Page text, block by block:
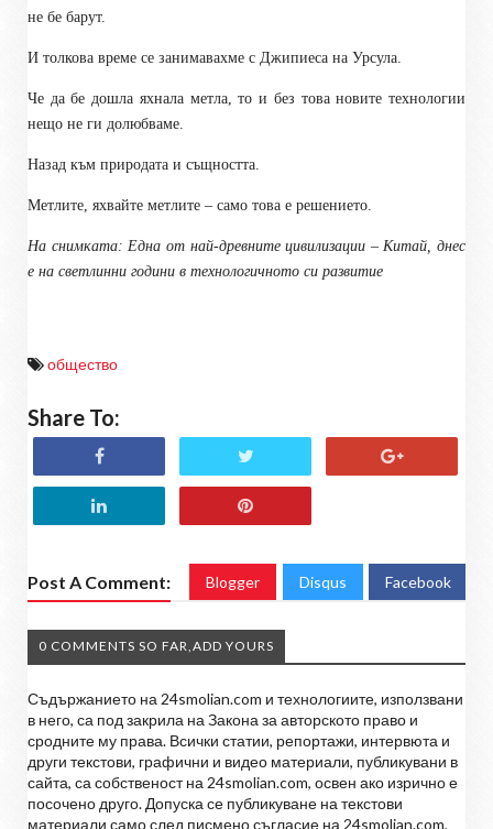
не бе барут.
И толкова време се занимавахме с Джипиеса на Урсула.
Че да бе дошла яхнала метла, то и без това новите технологии
нещо не ги долюбваме.
Назад към природата и същността.
Метлите, яхвайте метлите – само това е решението.
На снимката: Една от най-древните цивилизации – Китай, днес
е на светлинни години в технологичното си развитие
общество
Share To:
Post A Comment: Blogger Disqus Facebook
0 COMMENTS SO FAR,ADD YOURS
Съдържанието на 24smolian.com и технологиите, използвани
в него, са под закрила на Закона за авторското право и
сродните му права. Всички статии, репортажи, интервюта и
други текстови, графични и видео материали, публикувани в
сайта, са собственост на 24smolian.com, освен ако изрично е
посочено друго. Допуска се публикуване на текстови
материали само след писмено съгласие на 24smolian.com,